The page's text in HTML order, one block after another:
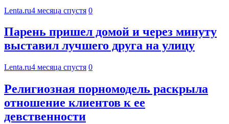
Lenta.ru4 месяца спустя 0
Парень пришел домой и через минуту
выставил лучшего друга на улицу
Lenta.ru4 месяца спустя 0
Религиозная порномодель раскрыла
отношение клиентов к ее
девственности